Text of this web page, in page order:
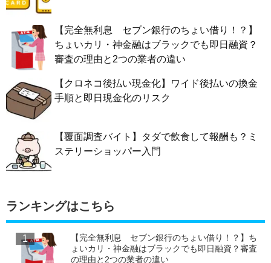
【完全無利息 セブン銀行のちょい借り！？】
ちょいカリ・神金融はブラックでも即日融資？
審査の理由と2つの業者の違い
【クロネコ後払い現金化】ワイド後払いの換金
手順と即日現金化のリスク
【覆面調査バイト】タダで飲食して報酬も？ミ
ステリーショッパー入門
ランキングはこちら
【完全無利息 セブン銀行のちょい借り！？】ち
ょいカリ・神金融はブラックでも即日融資？審査
の理由と2つの業者の違い